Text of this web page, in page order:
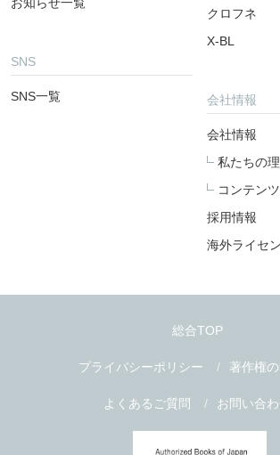
お知らせ一覧
SNS
SNS一覧
クロフネ
X-BL
会社情報
会社情報
私たちの
コンテン
採用情報
海外ライセ
総合TOP
プライバシーポリシー 著作権
よくあるご質問 お問い合